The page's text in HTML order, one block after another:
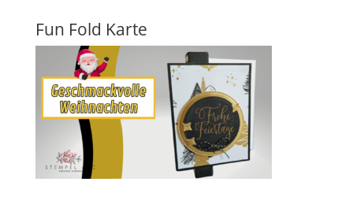
Fun Fold Karte